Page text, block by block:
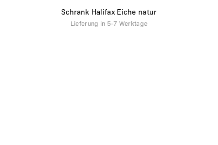
Schrank Halifax Eiche natur
Lieferung in 5-7 Werktage